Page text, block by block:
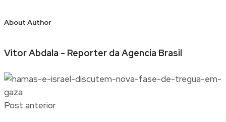
About Author
Vitor Abdala - Reporter da Agencia Brasil
Post anterior